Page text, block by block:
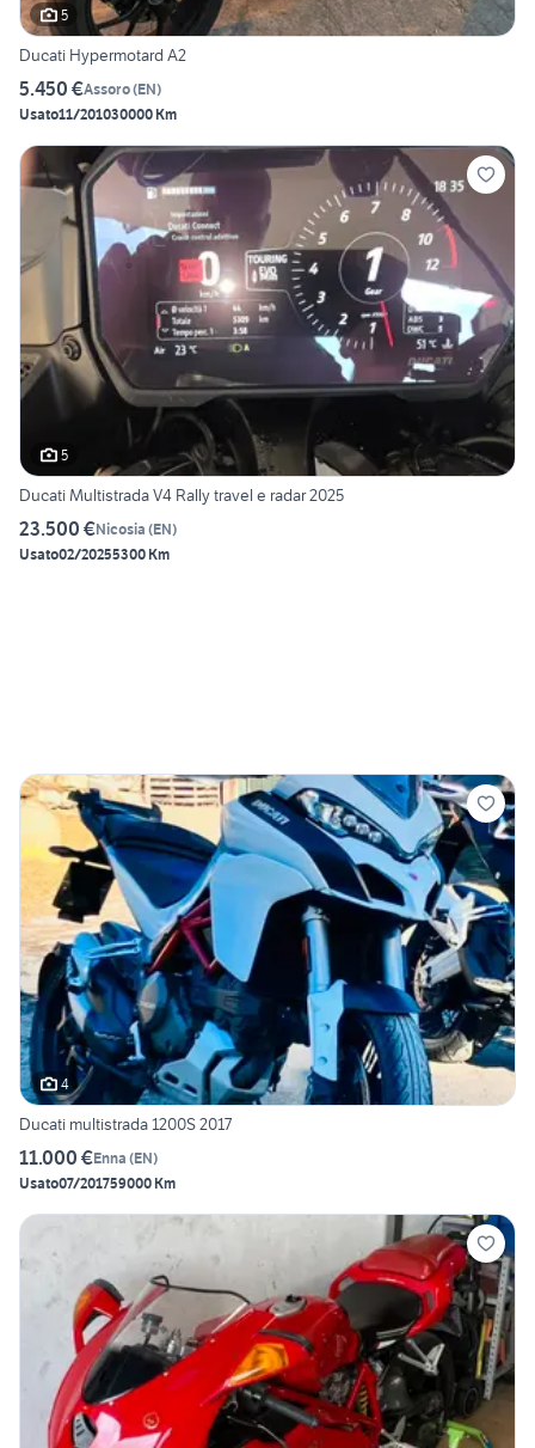
5
Ducati Hypermotard A2
5.450 €Assoro(EN)
Usato11/201030000 Km
5
Ducati Multistrada V4 Rally travel e radar 2025
23.500 €Nicosia (EN)
Usato02/20255300 Km
4
Ducati multistrada 1200S 2017
11.000 €Enna (EN)
Usato07/201759000 Km